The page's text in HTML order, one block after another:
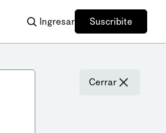
Ingresar Suscribite
Cerrar